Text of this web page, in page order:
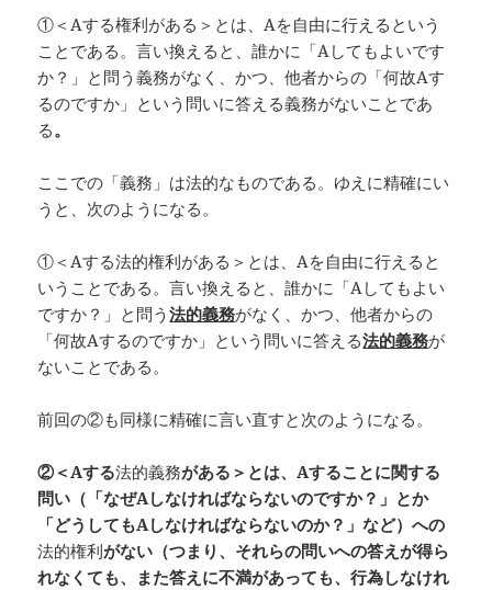
①＜Aする権利がある＞とは、Aを自由に行えるという
ことである。言い換えると、誰かに「Aしてもよいです
か？」と問う義務がなく、かつ、他者からの「何故Aす
るのですか」という問いに答える義務がないことであ
る。
ここでの「義務」は法的なものである。ゆえに精確にい
うと、次のようになる。
①＜Aする法的権利がある＞とは、Aを自由に行えると
いうことである。言い換えると、誰かに「Aしてもよい
ですか？」と問う法的義務がなく、かつ、他者からの
「何故Aするのですか」という問いに答える法的義務が
ないことである。
前回の②も同様に精確に言い直すと次のようになる。
②＜Aする法的義務がある＞とは、Aすることに関する
問い（「なぜAしなければならないのですか？」とか
「どうしてもAしなければならないのか？」など）への
法的権利がない（つまり、それらの問いへの答えが得ら
れなくても、また答えに不満があっても、行為しなけれ